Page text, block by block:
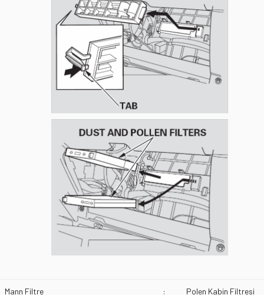
Mann Filtre : Polen Kabin Filtresi